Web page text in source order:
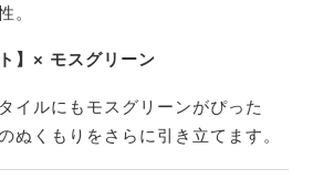
。
】× モスグリーン
イルにもモスグリーンがぴった
ぬくもりをさらに引き立てます。